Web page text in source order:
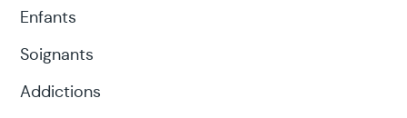
Enfants
Soignants
Addictions